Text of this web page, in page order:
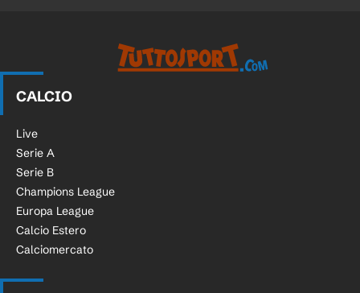
CALCIO
Live
Serie A
Serie B
Champions League
Europa League
Calcio Estero
Calciomercato